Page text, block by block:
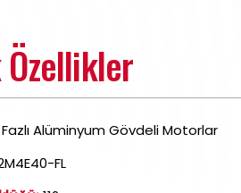
Alüminyum Gövdeli Motorlar
FL